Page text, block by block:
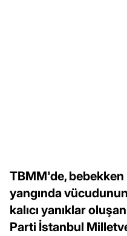
TBMM'de, bebekken
yangında
kalıcı yanıklar
Parti İstanbul